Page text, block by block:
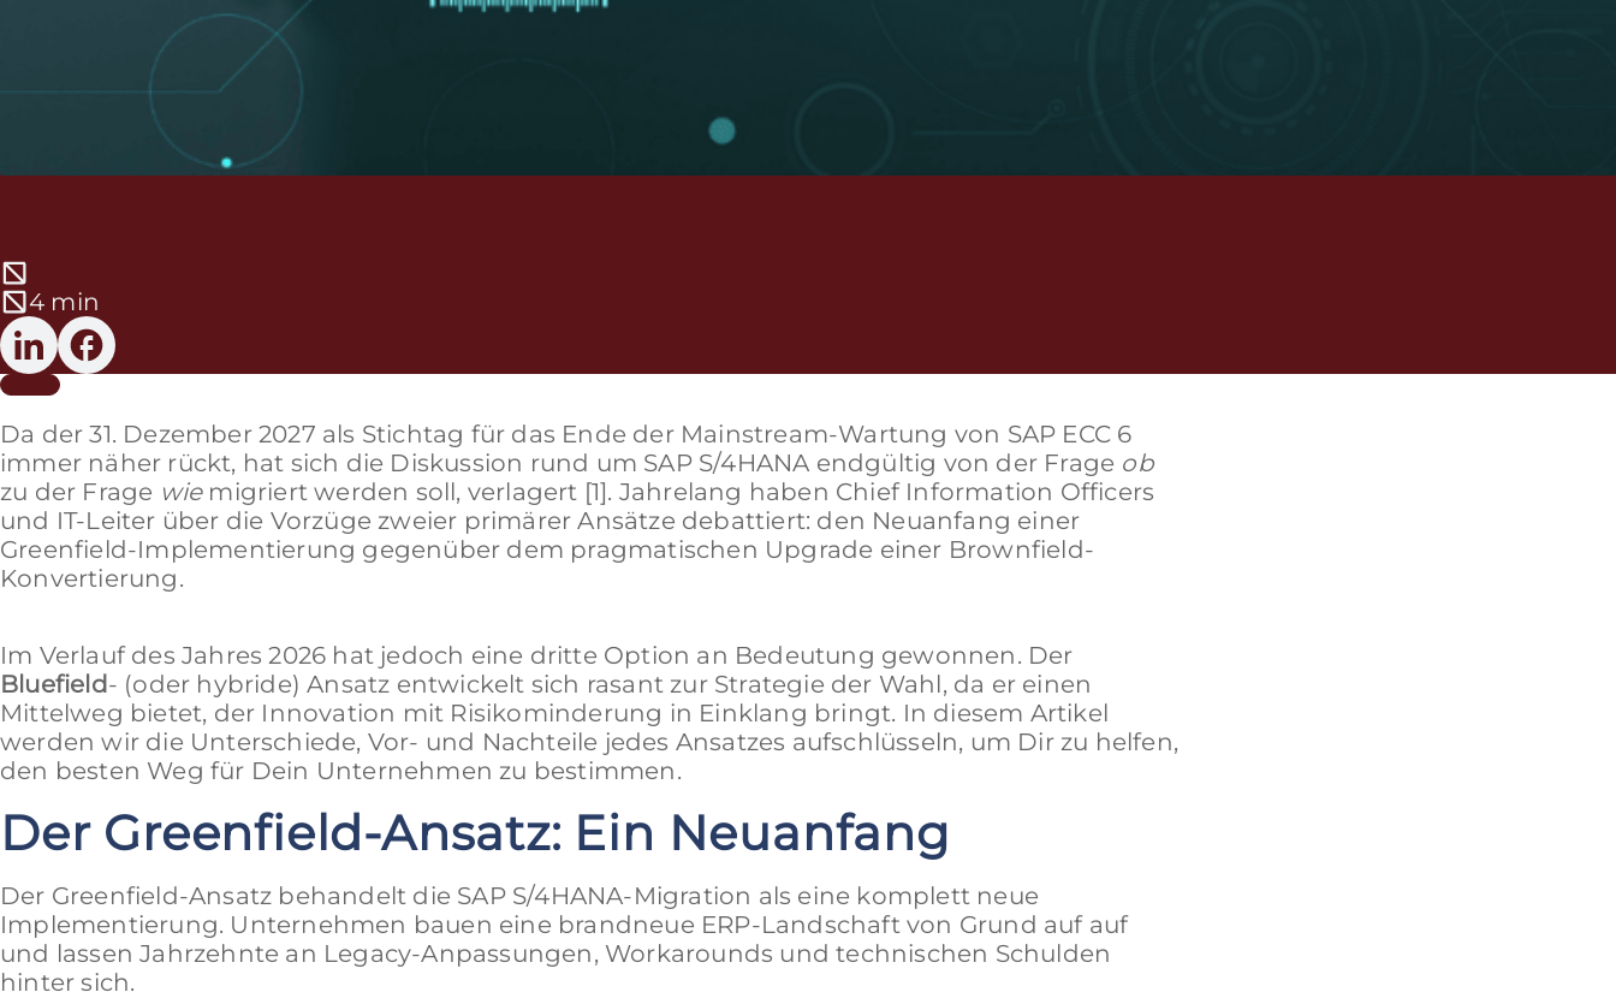
4 min
Da der 31. Dezember 2027 als Stichtag für das Ende der Mainstream-Wartung von SAP ECC 6
immer näher rückt, hat sich die Diskussion rund um SAP S/4HANA endgültig von der Frage ob
zu der Frage wiemigriert werden soll, verlagert [1]. Jahrelang haben Chief Information Officers
und IT-Leiter über die Vorzüge zweier primärer Ansätze debattiert: den Neuanfang einer
Greenfield-Implementierung gegenüber dem pragmatischen Upgrade einer Brownfield-
Konvertierung.
Im Verlauf des Jahres 2026 hat jedoch eine dritte Option an Bedeutung gewonnen. Der
Bluefield- (oder hybride) Ansatz entwickelt sich rasant zur Strategie der Wahl, da er einen
Mittelweg bietet, der Innovation mit Risikominderung in Einklang bringt. In diesem Artikel
werden wir die Unterschiede, Vor- und Nachteile jedes Ansatzes aufschlüsseln, um Dir zu helfen,
den besten Weg für Dein Unternehmen zu bestimmen.
Der Greenfield-Ansatz: Ein Neuanfang
Der Greenfield-Ansatz behandelt die SAP S/4HANA-Migration als eine komplett neue
Implementierung. Unternehmen bauen eine brandneue ERP-Landschaft von Grund auf auf
und lassen Jahrzehnte an Legacy-Anpassungen, Workarounds und technischen Schulden
hinter sich.